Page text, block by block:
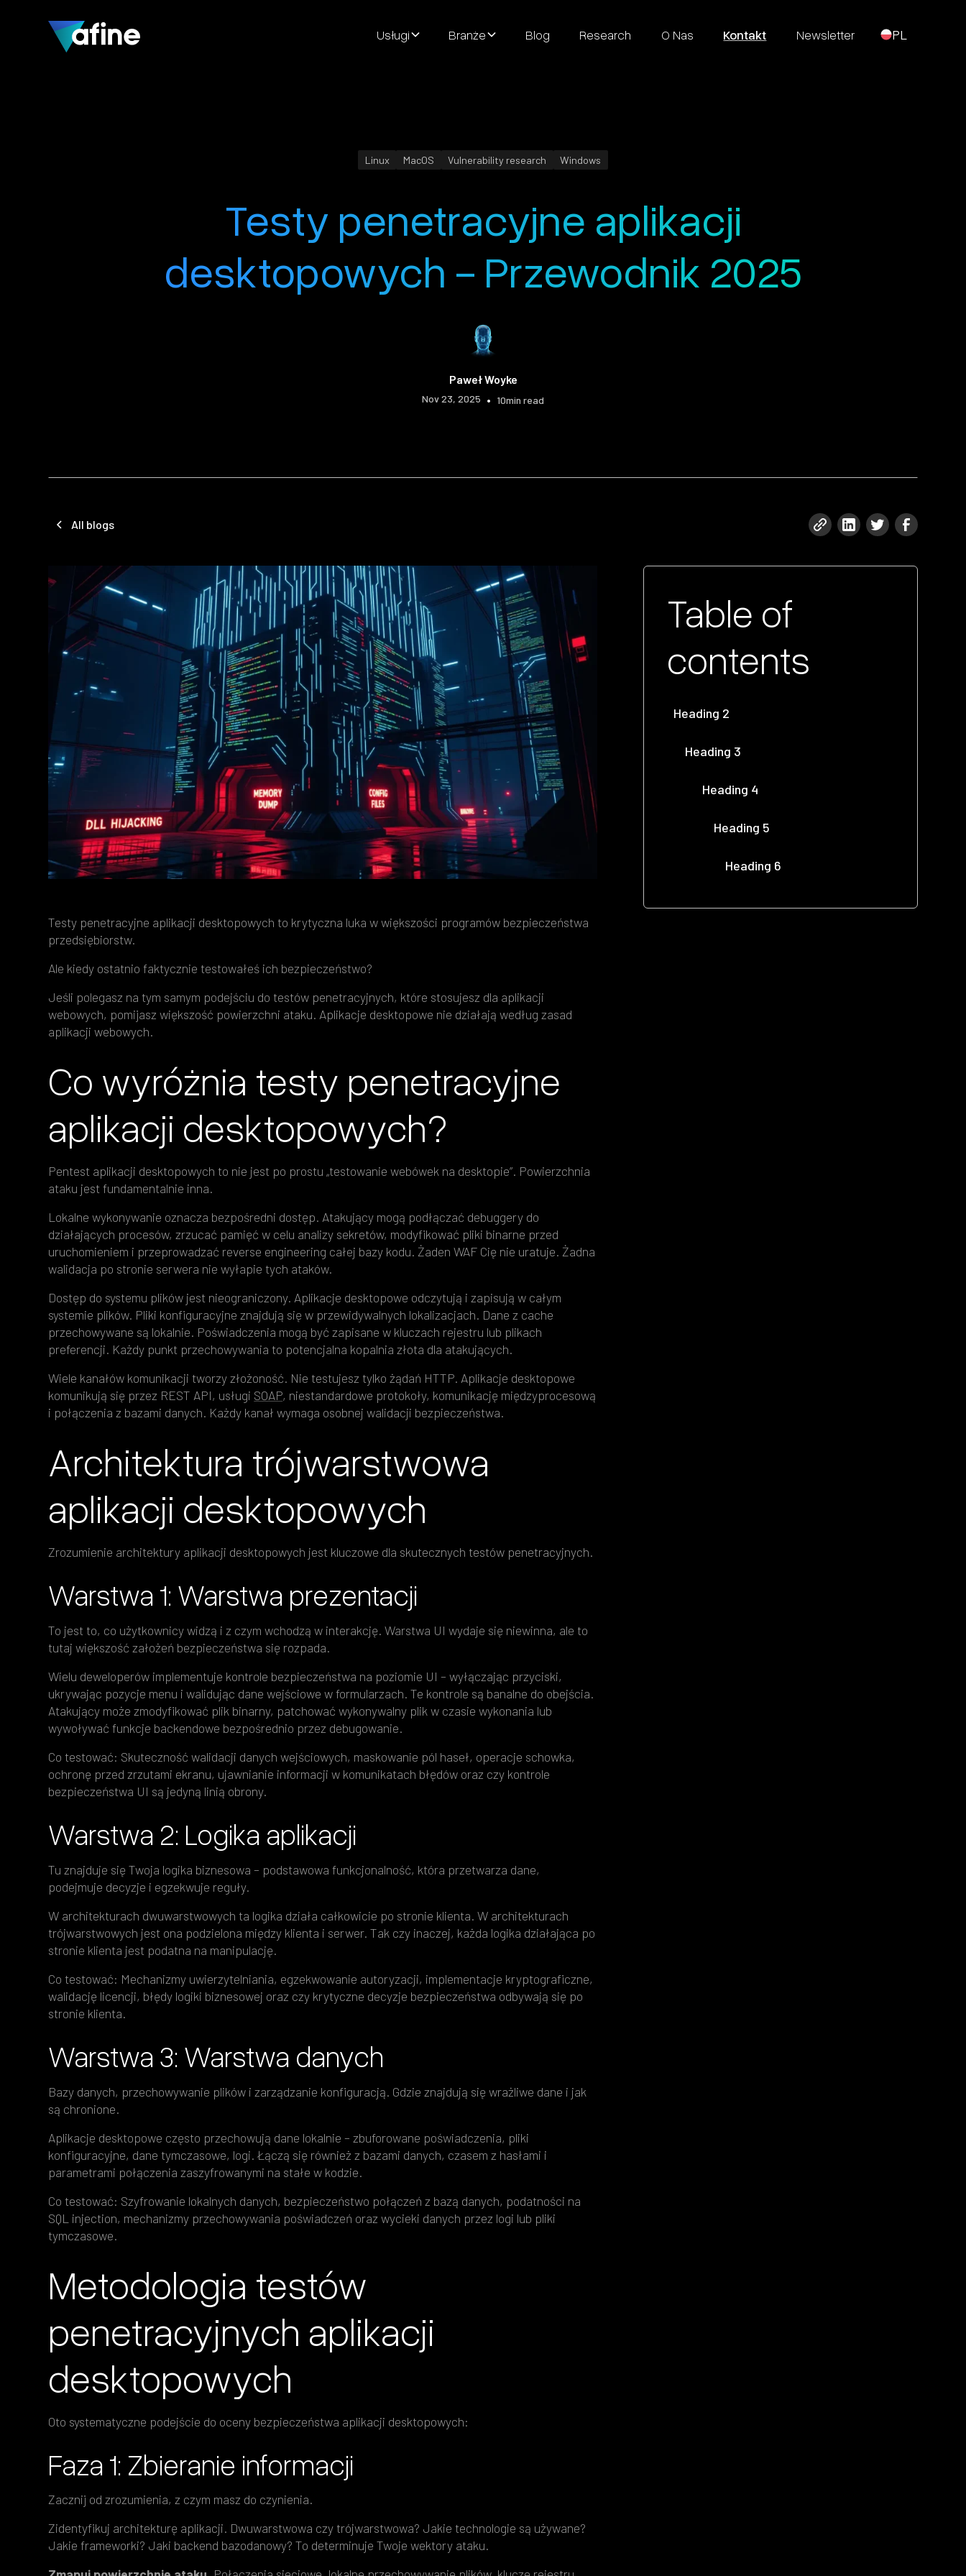
Usługi Branże Blog Research O Nas Kontakt Newsletter PL
Linux MacOS Vulnerability research Windows
Testy penetracyjne aplikacji
desktopowych - Przewodnik 2025
Paweł Woyke
Nov 23, 2025 • 10min read
All blogs
Testy penetracyjne aplikacji desktopowych to krytyczna luka w większości programów bezpieczeństwa
przedsiębiorstw.
Ale kiedy ostatnio faktycznie testowałeś ich bezpieczeństwo?
Jeśli polegasz na tym samym podejściu do testów penetracyjnych, które stosujesz dla aplikacji
webowych, pomijasz większość powierzchni ataku. Aplikacje desktopowe nie działają według zasad
aplikacji webowych.
Co wyróżnia testy penetracyjne
aplikacji desktopowych?
Pentest aplikacji desktopowych to nie jest po prostu „testowanie webówek na desktopie”. Powierzchnia
ataku jest fundamentalnie inna.
Lokalne wykonywanie oznacza bezpośredni dostęp. Atakujący mogą podłączać debuggery do
działających procesów, zrzucać pamięć w celu analizy sekretów, modyfikować pliki binarne przed
uruchomieniem i przeprowadzać reverse engineering całej bazy kodu. Żaden WAF Cię nie uratuje. Żadna
walidacja po stronie serwera nie wyłapie tych ataków.
Dostęp do systemu plików jest nieograniczony. Aplikacje desktopowe odczytują i zapisują w całym
systemie plików. Pliki konfiguracyjne znajdują się w przewidywalnych lokalizacjach. Dane z cache
przechowywane są lokalnie. Poświadczenia mogą być zapisane w kluczach rejestru lub plikach
preferencji. Każdy punkt przechowywania to potencjalna kopalnia złota dla atakujących.
Wiele kanałów komunikacji tworzy złożoność. Nie testujesz tylko żądań HTTP. Aplikacje desktopowe
komunikują się przez REST API, usługi SOAP, niestandardowe protokoły, komunikację międzyprocesową
i połączenia z bazami danych. Każdy kanał wymaga osobnej walidacji bezpieczeństwa.
Architektura trójwarstwowa
aplikacji desktopowych
Zrozumienie architektury aplikacji desktopowych jest kluczowe dla skutecznych testów penetracyjnych.
Warstwa 1: Warstwa prezentacji
To jest to, co użytkownicy widzą i z czym wchodzą w interakcję. Warstwa UI wydaje się niewinna, ale to
tutaj większość założeń bezpieczeństwa się rozpada.
Wielu deweloperów implementuje kontrole bezpieczeństwa na poziomie UI – wyłączając przyciski,
ukrywając pozycje menu i walidując dane wejściowe w formularzach. Te kontrole są banalne do obejścia.
Atakujący może zmodyfikować plik binarny, patchować wykonywalny plik w czasie wykonania lub
wywoływać funkcje backendowe bezpośrednio przez debugowanie.
Co testować: Skuteczność walidacji danych wejściowych, maskowanie pól haseł, operacje schowka,
ochronę przed zrzutami ekranu, ujawnianie informacji w komunikatach błędów oraz czy kontrole
bezpieczeństwa UI są jedyną linią obrony.
Warstwa 2: Logika aplikacji
Tu znajduje się Twoja logika biznesowa – podstawowa funkcjonalność, która przetwarza dane,
podejmuje decyzje i egzekwuje reguły.
W architekturach dwuwarstwowych ta logika działa całkowicie po stronie klienta. W architekturach
trójwarstwowych jest ona podzielona między klienta i serwer. Tak czy inaczej, każda logika działająca po
stronie klienta jest podatna na manipulację.
Co testować: Mechanizmy uwierzytelniania, egzekwowanie autoryzacji, implementacje kryptograficzne,
walidację licencji, błędy logiki biznesowej oraz czy krytyczne decyzje bezpieczeństwa odbywają się po
stronie klienta.
Warstwa 3: Warstwa danych
Bazy danych, przechowywanie plików i zarządzanie konfiguracją. Gdzie znajdują się wrażliwe dane i jak
są chronione.
Aplikacje desktopowe często przechowują dane lokalnie – zbuforowane poświadczenia, pliki
konfiguracyjne, dane tymczasowe, logi. Łączą się również z bazami danych, czasem z hasłami i
parametrami połączenia zaszyfrowanymi na stałe w kodzie.
Co testować: Szyfrowanie lokalnych danych, bezpieczeństwo połączeń z bazą danych, podatności na
SQL injection, mechanizmy przechowywania poświadczeń oraz wycieki danych przez logi lub pliki
tymczasowe.
Metodologia testów
penetracyjnych aplikacji
desktopowych
Oto systematyczne podejście do oceny bezpieczeństwa aplikacji desktopowych:
Faza 1: Zbieranie informacji
Zacznij od zrozumienia, z czym masz do czynienia.
Zidentyfikuj architekturę aplikacji. Dwuwarstwowa czy trójwarstwowa? Jakie technologie są używane?
Jakie frameworki? Jaki backend bazodanowy? To determinuje Twoje wektory ataku.
Table of
contents
Heading 2
Heading 3
Heading 4
Heading 5
Heading 6